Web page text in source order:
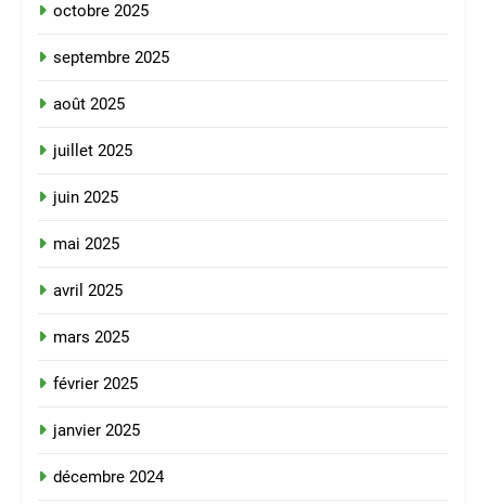
octobre 2025
septembre 2025
août 2025
juillet 2025
juin 2025
mai 2025
avril 2025
mars 2025
février 2025
janvier 2025
décembre 2024